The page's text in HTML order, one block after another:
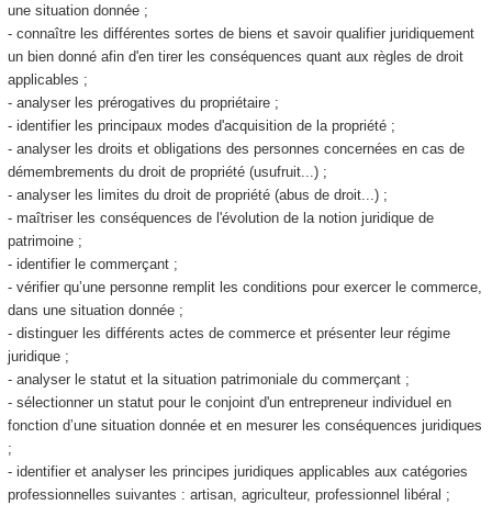
une situation donnée ;
- connaître les différentes sortes de biens et savoir qualifier juridiquement
un bien donné afin d'en tirer les conséquences quant aux règles de droit
applicables ;
- analyser les prérogatives du propriétaire ;
- identifier les principaux modes d'acquisition de la propriété ;
- analyser les droits et obligations des personnes concernées en cas de
démembrements du droit de propriété (usufruit...) ;
- analyser les limites du droit de propriété (abus de droit...) ;
- maîtriser les conséquences de l'évolution de la notion juridique de
patrimoine ;
- identifier le commerçant ;
- vérifier qu’une personne remplit les conditions pour exercer le commerce,
dans une situation donnée ;
- distinguer les différents actes de commerce et présenter leur régime
juridique ;
- analyser le statut et la situation patrimoniale du commerçant ;
- sélectionner un statut pour le conjoint d'un entrepreneur individuel en
fonction d’une situation donnée et en mesurer les conséquences juridiques
;
- identifier et analyser les principes juridiques applicables aux catégories
professionnelles suivantes : artisan, agriculteur, professionnel libéral ;